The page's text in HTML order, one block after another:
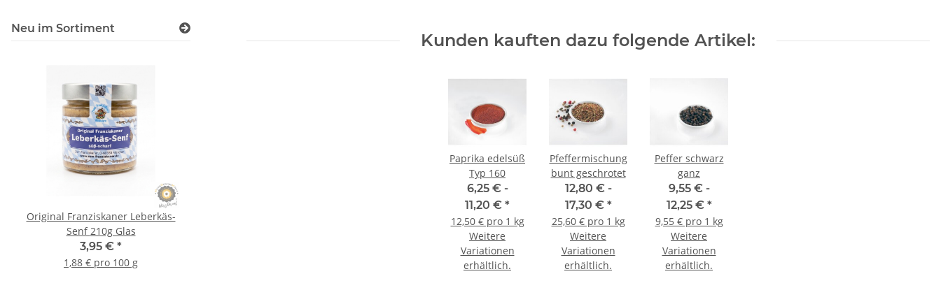
Kunden kauften dazu folgende Artikel:
Paprika edelsüß
Typ 160
6,25 € -
11,20 € *
12,50 € pro 1 kg
Weitere
Variationen
erhältlich.
Pfeffermischung
bunt geschrotet
12,80 € -
17,30 € *
25,60 € pro 1 kg
Weitere
Variationen
erhältlich.
Peffer schwarz
ganz
9,55 € -
12,25 € *
9,55 € pro 1 kg
Weitere
Variationen
erhältlich.
Neu im Sortiment
Original Franziskaner Leberkäs-
Senf 210g Glas
3,95 € *
1,88 € pro 100 g
Original Franziskaner Leberkäs-
Senf 210g Glas
3,95 €*
1,88 € pro 100 g
Original Franziskaner Leberkäs-
Senf 110g Glas
2,68 € pro 100 g